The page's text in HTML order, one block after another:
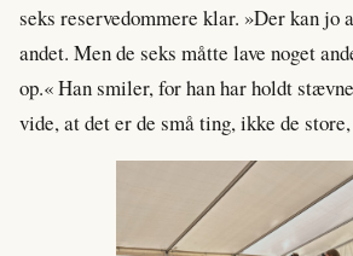
seks reservedommere klar. »Der kan jo
andet. Men de seks måtte lave noget
op.« Han smiler, for han har holdt
vide, at det er de små ting, ikke de